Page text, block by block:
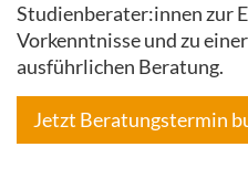
Studienberater:innen zur
Vorkenntnisse und zu
ausführlichen Beratung.
Jetzt Beratungstermin